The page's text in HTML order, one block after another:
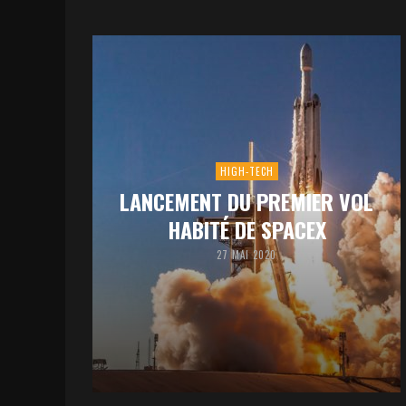
HIGH-TECH
LANCEMENT DU PREMIER VOL
HABITÉ DE SPACEX
27 MAI 2020